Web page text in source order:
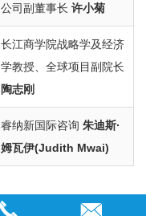
公司副董事长 许小菊
长江商学院战略学及经济
学教授、全球项目副院长
陶志刚
睿纳新国际咨询 朱迪斯·
姆瓦伊(Judith Mwai)